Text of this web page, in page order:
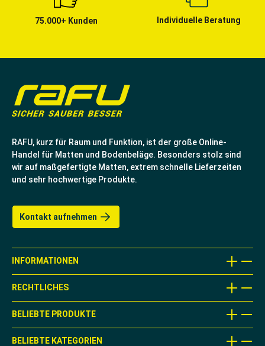
75.000+ Kunden Individuelle Beratung
RAFU, kurz für Raum und Funktion, ist der große Online-
Handel für Matten und Bodenbeläge. Besonders stolz sind
wir auf maßgefertigte Matten, extrem schnelle Lieferzeiten
und sehr hochwertige Produkte.
Kontakt aufnehmen
INFORMATIONEN
BELIEBTE PRODUKTE
RECHTLICHES
BELIEBTE KATEGORIEN